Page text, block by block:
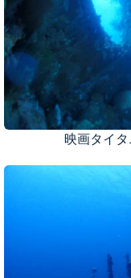
映画タイタ